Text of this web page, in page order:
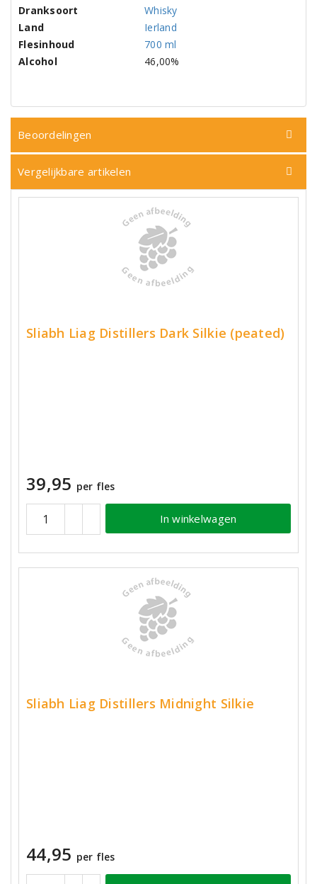
Dranksoort
Whisky
Land
Ierland
Flesinhoud
700 ml
Alcohol
46,00%
Beoordelingen
Vergelijkbare artikelen
Sliabh Liag Distillers Dark Silkie (peated)
39,95 per fles
In winkelwagen
Sliabh Liag Distillers Midnight Silkie
44,95 per fles